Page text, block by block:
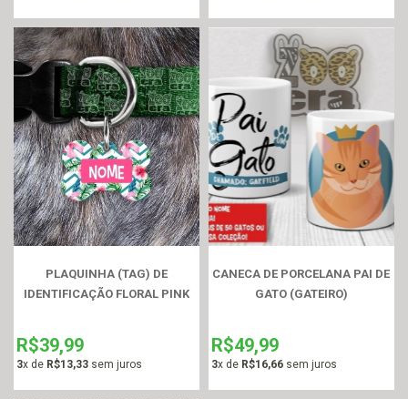
PLAQUINHA (TAG) DE
IDENTIFICAÇÃO FLORAL PINK
R$39,99
3x de R$13,33 sem juros
CANECA DE PORCELANA PAI DE
GATO (GATEIRO)
R$49,99
3x de R$16,66 sem juros